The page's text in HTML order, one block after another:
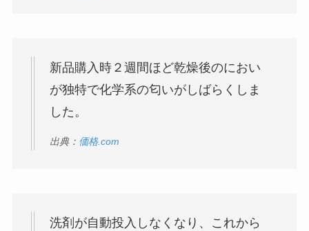
新品購入時２週間ほど乾燥後のにおい
が独特で化学系の匂いがしばらくしま
した。
出典： 価格.com
洗剤が自動投入しなくなり、これから